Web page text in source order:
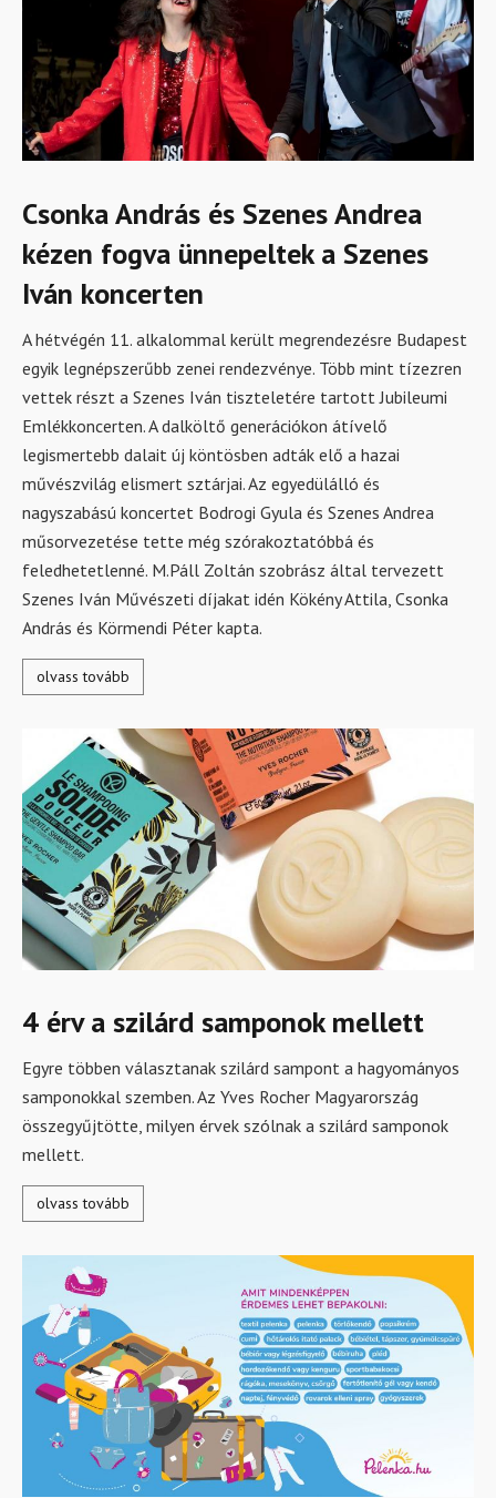
Csonka András és Szenes Andrea
kézen fogva ünnepeltek a Szenes
Iván koncerten
A hétvégén 11. alkalommal került megrendezésre Budapest
egyik legnépszerűbb zenei rendezvénye. Több mint tízezren
vettek részt a Szenes Iván tiszteletére tartott Jubileumi
Emlékkoncerten. A dalköltő generációkon átívelő
legismertebb dalait új köntösben adták elő a hazai
művészvilág elismert sztárjai. Az egyedülálló és
nagyszabású koncertet Bodrogi Gyula és Szenes Andrea
műsorvezetése tette még szórakoztatóbbá és
feledhetetlenné. M.Páll Zoltán szobrász által tervezett
Szenes Iván Művészeti díjakat idén Kökény Attila, Csonka
András és Körmendi Péter kapta.
olvass tovább
4 érv a szilárd samponok mellett
Egyre többen választanak szilárd sampont a hagyományos
samponokkal szemben. Az Yves Rocher Magyarország
összegyűjtötte, milyen érvek szólnak a szilárd samponok
mellett.
olvass tovább